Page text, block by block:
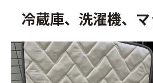
冷蔵庫、洗濯機、